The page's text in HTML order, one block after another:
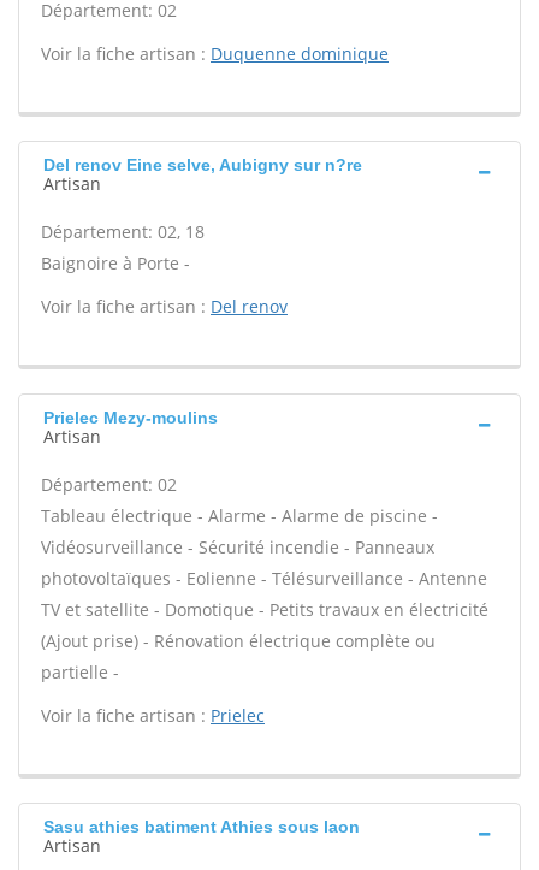
Département: 02
Voir la fiche artisan : Duquenne dominique
Del renov Eine selve, Aubigny sur n?re
Artisan
Département: 02, 18
Baignoire à Porte -
Voir la fiche artisan : Del renov
Prielec Mezy-moulins
Artisan
Département: 02
Tableau électrique - Alarme - Alarme de piscine -
Vidéosurveillance - Sécurité incendie - Panneaux
photovoltaïques - Eolienne - Télésurveillance - Antenne
TV et satellite - Domotique - Petits travaux en électricité
(Ajout prise) - Rénovation électrique complète ou
partielle -
Voir la fiche artisan : Prielec
Sasu athies batiment Athies sous laon
Artisan